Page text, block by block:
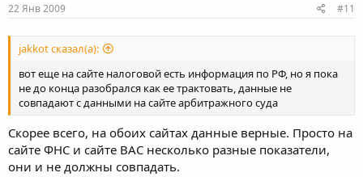
22 Янв 2009 #11
jakkot сказал(а):
вот еще на сайте налоговой есть информация по РФ, но я пока
не до конца разобрался как ее трактовать, данные не
совпадают с данными на сайте арбитражного суда
Скорее всего, на обоих сайтах данные верные. Просто на
сайте ФНС и сайте ВАС несколько разные показатели,
они и не должны совпадать.